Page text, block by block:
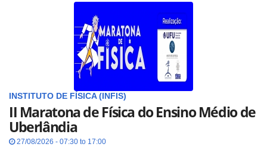
INSTITUTO DE FÍSICA (INFIS)
II Maratona de Física do Ensino Médio de
Uberlândia
27/08/2026 - 07:30 to 17:00